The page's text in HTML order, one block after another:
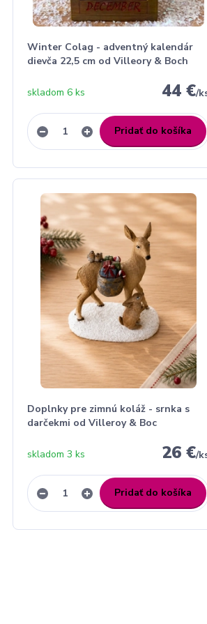
Winter Colag - adventný kalendár
dievča 22,5 cm od Villeory & Boch
44 €/
skladom 6 ks
Pridať do košíka
Doplnky pre zimnú koláž - srnka s
darčekmi od Villeroy & Boc
26 €/
skladom 3 ks
Pridať do košíka